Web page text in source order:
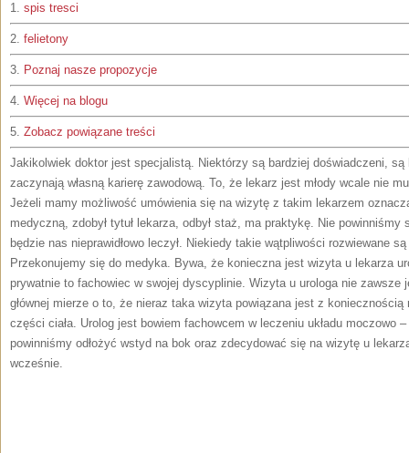
1. spis tresci
2. felietony
3. Poznaj nasze propozycje
4. Więcej na blogu
5. Zobacz powiązane treści
Jakikolwiek doktor jest specjalistą. Niektórzy są bardziej doświadczeni,
zaczynają własną karierę zawodową. To, że lekarz jest młody wcale nie
Jeżeli mamy możliwość umówienia się na wizytę z takim lekarzem
medyczną, zdobył tytuł lekarza, odbył staż, ma praktykę. Nie
będzie nas nieprawidłowo leczył. Niekiedy takie wątpliwości rozwiewane
Przekonujemy się do medyka. Bywa, że konieczna jest wizyta u lekarza
prywatnie to fachowiec w swojej dyscyplinie. Wizyta u urologa nie
głównej mierze o to, że nieraz taka wizyta powiązana jest z
części ciała. Urolog jest bowiem fachowcem w leczeniu układu moczowo
powinniśmy odłożyć wstyd na bok oraz zdecydować się na wizytę u
wcześnie.